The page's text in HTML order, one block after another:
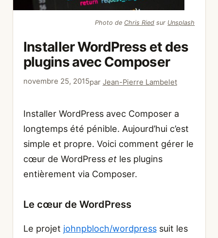
Photo de Chris Ried sur Unsplash
Installer WordPress et des
plugins avec Composer
novembre 25, 2015par Jean-Pierre Lambelet
Installer WordPress avec Composer a
longtemps été pénible. Aujourd’hui c’est
simple et propre. Voici comment gérer le
cœur de WordPress etles plugins
entièrement via Composer.
Le cœur de WordPress
Le projet johnpbloch/wordpresssuit les